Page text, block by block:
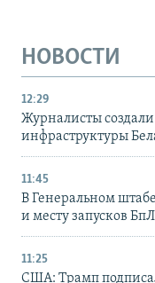
НОВОСТИ
12:29
Журналисты
инфраструктуры
11:45
В Генеральном
и месту запусков
11:25
США: Трамп